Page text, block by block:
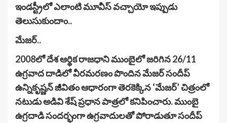
ఇండస్ట్రీలో ఎలాంటి మూవీస్ వచ్చాయో ఇప్పుడు
తెలుసుకుందాం..
మేజర్..
2008లో దేశ ఆర్థిక రాజధాని ముంబైలో జరిగిన 26/11
ఉగ్రవాద దాడిలో వీరమరణం పొందిన మేజర్ సందీప్
ఉన్నికృష్ణన్ జీవితం ఆధారంగా తెరకెక్కిన ‘మేజర్’ చిత్రంలో
నటుడు అడివి శేష్ ప్రధాన పాత్రలో కనిపించారు. ముంబై
ఉగ్రదాడి సందర్భంగా ఉగ్రవాదులతో పోరాడుతూ సందీప్